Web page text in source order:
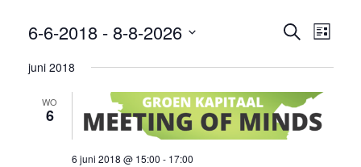
en
navigatie
Zoeken
Lijst
6-6-2018 - 8-8-2026
een
juni 2018
WO
6
6 juni 2018 @ 15:00 - 17:00